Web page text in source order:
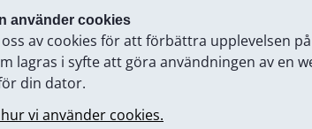
använder cookies
av cookies för att förbättra upplevelsen
lagras i syfte att göra användningen av en
din dator.
vi använder cookies.